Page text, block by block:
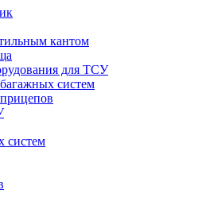
кантом
для ТСУ
систем
систем